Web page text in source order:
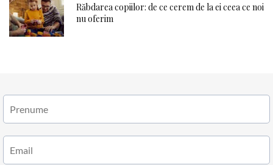
Răbdarea copiilor: de ce cerem de la ei ceea ce noi
nu oferim